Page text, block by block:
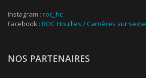
Instagram : roc_hc
Facebook : ROC Houilles / Carrières sur seine
NOS PARTENAIRES